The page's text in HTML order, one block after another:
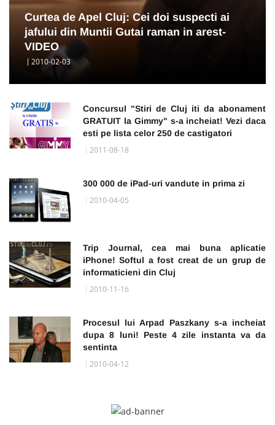
Curtea de Apel Cluj: Cei doi suspecti ai
jafului din Muntii Gutai raman in arest-
VIDEO
2010-02-03
Concursul "Stiri de Cluj iti da abonament
GRATUIT la Gimmy" s-a incheiat! Vezi daca
esti pe lista celor 250 de castigatori
2011-08-18
300 000 de iPad-uri vandute in prima zi
2010-04-05
Trip Journal, cea mai buna aplicatie
iPhone! Softul a fost creat de un grup de
informaticieni din Cluj
2010-11-16
Procesul lui Arpad Paszkany s-a incheiat
dupa 8 luni! Peste 4 zile instanta va da
sentinta
2010-04-12